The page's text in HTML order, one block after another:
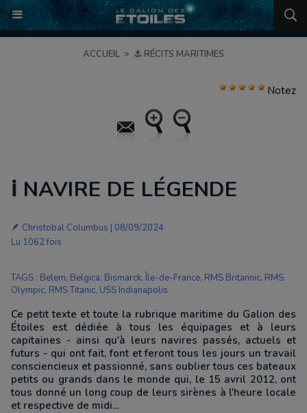
ACCUEIL > ⚓ RÉCITS MARITIMES
Notez
ℹ️ NAVIRE DE LÉGENDE
🪶 Christobal Columbus | 08/09/2024
Lu 1062 fois
TAGS : Belem, Belgica, Bismarck, Île-de-France, RMS Britannic, RMS
Olympic, RMS Titanic, USS Indianapolis
Ce petit texte et toute la rubrique maritime du Galion des
Étoiles est dédiée à tous les équipages et à leurs
capitaines - ainsi qu'à leurs navires passés, actuels et
futurs - qui ont fait, font et feront tous les jours un travail
consciencieux et passionné, sans oublier tous ces bateaux
petits ou grands dans le monde qui, le 15 avril 2012, ont
tous donné un long coup de leurs sirènes à l'heure locale
et respective de midi...